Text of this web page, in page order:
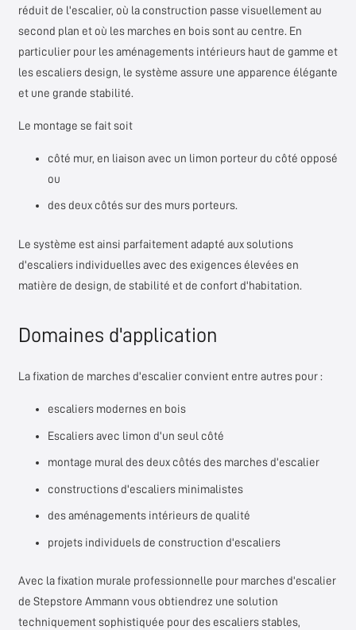
réduit de l'escalier, où la construction passe visuellement au
second plan et où les marches en bois sont au centre. En
particulier pour les aménagements intérieurs haut de gamme et
les escaliers design, le système assure une apparence élégante
et une grande stabilité.
Le montage se fait soit
côté mur, en liaison avec un limon porteur du côté opposé
ou
des deux côtés sur des murs porteurs.
Le système est ainsi parfaitement adapté aux solutions
d'escaliers individuelles avec des exigences élevées en
matière de design, de stabilité et de confort d'habitation.
Domaines d'application
La fixation de marches d'escalier convient entre autres pour :
escaliers modernes en bois
Escaliers avec limon d'un seul côté
montage mural des deux côtés des marches d'escalier
constructions d'escaliers minimalistes
des aménagements intérieurs de qualité
projets individuels de construction d'escaliers
Avec la fixation murale professionnelle pour marches d'escalier
de Stepstore Ammann vous obtiendrez une solution
techniquement sophistiquée pour des escaliers stables,